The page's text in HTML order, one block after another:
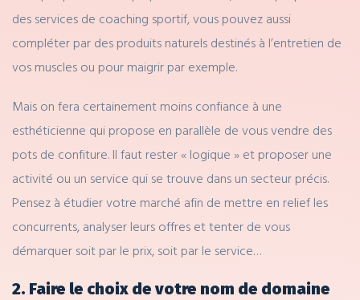
des services de coaching sportif, vous pouvez aussi
compléter par des produits naturels destinés à l’entretien de
vos muscles ou pour maigrir par exemple.
Mais on fera certainement moins confiance à une
esthéticienne qui propose en parallèle de vous vendre des
pots de confiture. Il faut rester « logique » et proposer une
activité ou un service qui se trouve dans un secteur précis.
Pensez à étudier votre marché afin de mettre en relief les
concurrents, analyser leurs offres et tenter de vous
démarquer soit par le prix, soit par le service…
2. Faire le choix de votre nom de domaine